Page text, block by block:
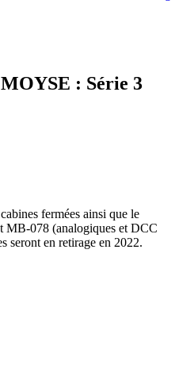
: Série 3
fermées ainsi que le
MB-078 (analogiques et DCC
seront en retirage en 2022.